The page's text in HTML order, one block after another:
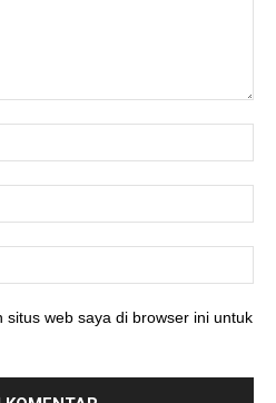
situs web saya di browser ini untuk